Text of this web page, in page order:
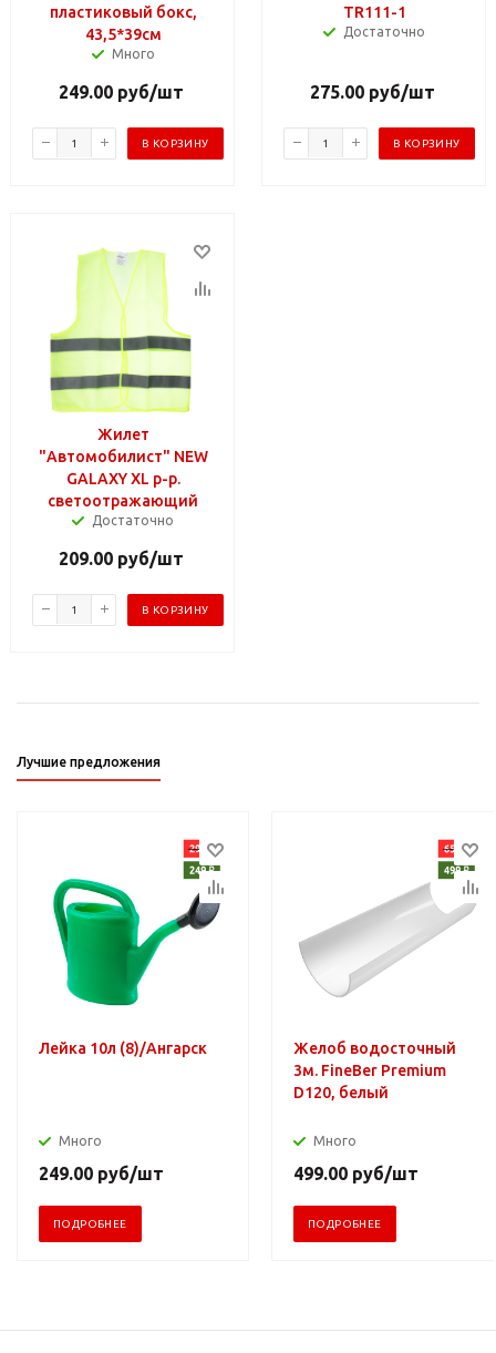
пластиковый бокс,
43,5*39см
Много
249.00руб/шт
В КОРЗИНУ
TR111-1
Достаточно
275.00руб/шт
В КОРЗИНУ
Жилет
"Автомобилист" NEW
GALAXY XL р-р.
светоотражающий
Достаточно
209.00руб/шт
В КОРЗИНУ
Лучшие предложения
Лейка 10л (8)/Ангарск
Много
249.00 руб/шт
ПОДРОБНЕЕ
Желоб водосточный
3м. FineBer Premium
D120, белый
Много
499.00 руб/шт
ПОДРОБНЕЕ